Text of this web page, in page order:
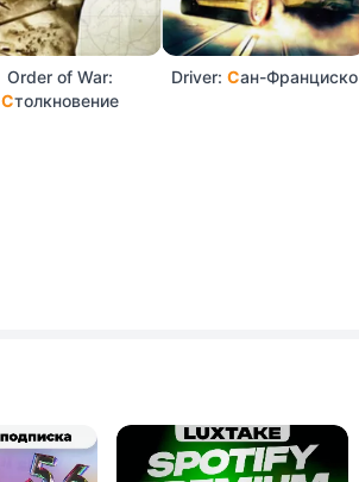
Order of War:
Столкновение
Driver:Сан-Франциско